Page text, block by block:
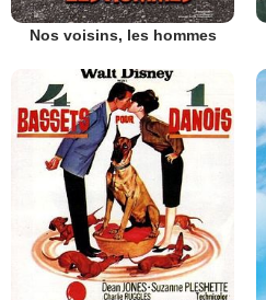
Nos voisins, les hommes